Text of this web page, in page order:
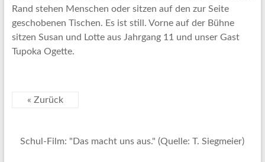
Rand stehen Menschen oder sitzen auf den zur Seite
geschobenen Tischen. Es ist still. Vorne auf der Bühne
sitzen Susan und Lotte aus Jahrgang 11 und unser Gast
Tupoka Ogette.
« Zurück
Schul-Film: "Das macht uns aus." (Quelle: T. Siegmeier)